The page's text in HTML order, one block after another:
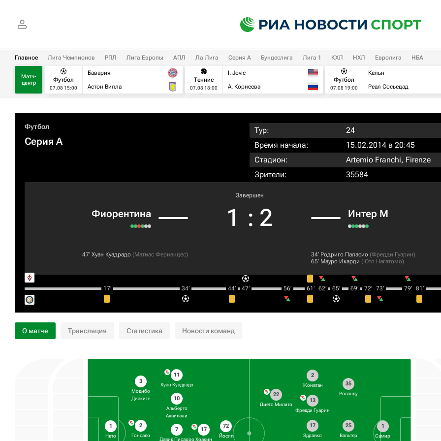
Главное Лига Чемпионов РПЛ Лига Европы АПЛ Ла Лига Серия А Бундеслига Лига 1 КХЛ НХЛ Евролига НБА
Матч-
центр
Футбол
07.08 15:00
Бавария
Астон Вилла
Теннис
07.08 18:00
I. Jovic
А. Корнеева
Футбол
07.08 19:00
Кельн
Реал Сосьедад
Футбол
Серия А
Тур:
24
Время начала:
15.02.2014 в 20:45
Стадион:
Artemio Franchi, Firenze
Зрители:
35584
Фиорентина
Завершен
1 : 2 Интер М
47‎’‎ Хуан Куадрадо (Матиас Фернандес) 34‎’‎ Родриго Паласио (Фредди Гуарин)
65‎’‎ Мауро Икарди (Юто Нагатомо)
17‎’‎ 34‎’‎ 44‎’‎ 47‎’‎ 56‎’‎ 61‎’‎ 62‎’‎ 65‎’‎ 69‎’‎ 72‎’‎ 73‎’‎ 79‎’‎ 81‎’‎
О матче Трансляция Статистика Новости команд
1
Нето
3
Модибо
Диаките
2
Гонсало
11
Хуан Куадрадо
10
Альберто
Аквилани
7
Давид Писарро
17
Хоакин
72
Йосип
1
Самир
35
Роланду
25
Вальтер
2
Жонатан
13
Фредди Гуарин
17
Здравко
22
Диего Милито